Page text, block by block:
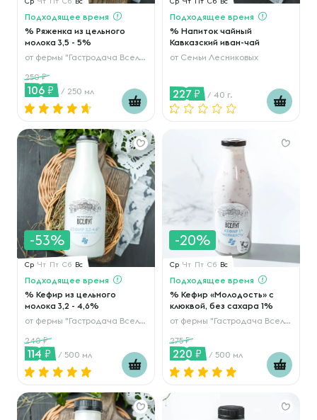
Подходящее время
% Ряженка из цельного
молока 3,5 - 5%
от фермы "Гастродача Вселуг"
250
106 / 250 мл
Подходящее время
% Напиток чайный
Кавказский иван-чай
от Семьи Лесниковых
227 / 40 г.
-53%
Ср Чт Пт Сб Вс
Подходящее время
% Кефир из цельного
молока 3,2 - 4,6%
от фермы "Гастродача Вселуг"
240
114 / 500 мл
-20%
Ср Чт Пт Сб Вс
Подходящее время
% Кефир «Молодость» с
клюквой, без сахара 1%
от фермы "Гастродача Вселуг"
275
220 / 500 мл